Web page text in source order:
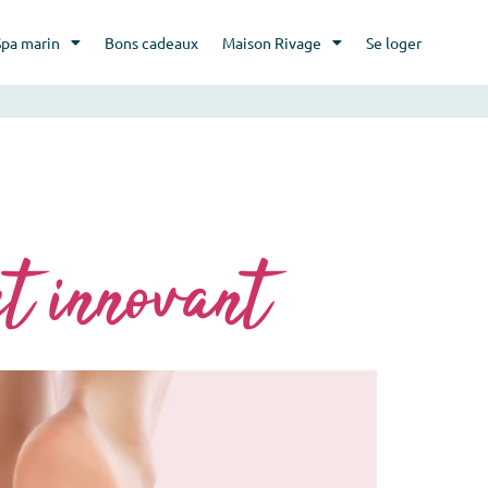
marin Bons cadeaux Maison Rivage Se loger
innovant